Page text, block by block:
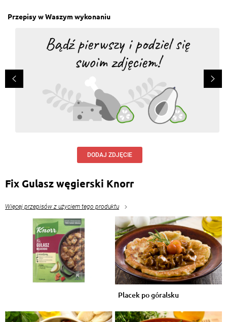
Przepisy w Waszym wykonaniu
DODAJ ZDJĘCIE
Fix Gulasz węgierski Knorr
Więcej przepisów z użyciem tego produktu
Placek po góralsku